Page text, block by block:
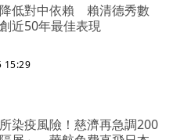
低對中依賴 賴清德秀數
近50年最佳表現
15:29
染疫風險！慈濟再急調200